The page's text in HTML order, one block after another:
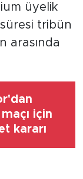
üyelik
tribün
arasında
için
kararı